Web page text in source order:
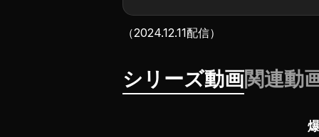
（2024.12.11配信）
シリーズ動画関連動